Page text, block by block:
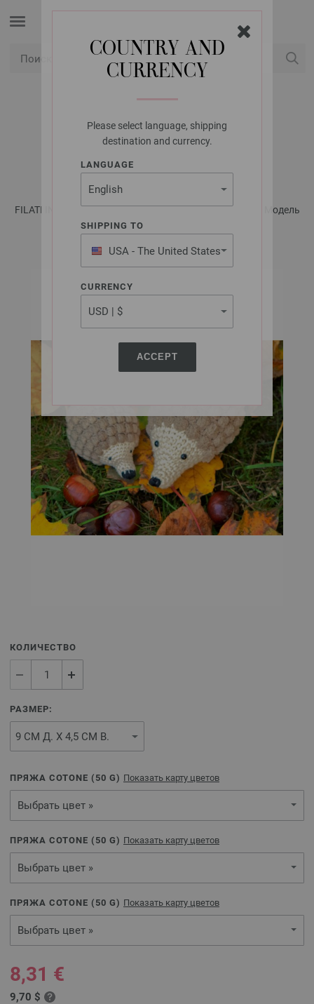
COUNTRY AND
CURRENCY
Please select language, shipping
destination and currency.
LANGUAGE
SHIPPING TO
USA - The United States
of America
CURRENCY
ACCEPT
LANA GROSSA
ЁЖИКИ COTONE
FILATI INFANTI No. 16 - инструкции на русском языке | Модель
КОЛИЧЕСТВО
РАЗМЕР:
ПРЯЖА COTONE ( 50 G) Показать карту цветов
Выбрать цвет »
ПРЯЖА COTONE ( 50 G) Показать карту цветов
Выбрать цвет »
ПРЯЖА COTONE ( 50 G) Показать карту цветов
Выбрать цвет »
8,31 €
9,70 $